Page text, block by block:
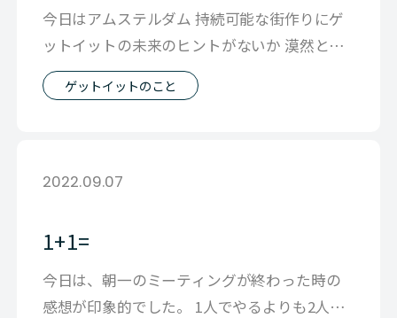
今日はアムステルダム 持続可能な街作りにゲ
ットイットの未来のヒントがないか 漠然とし
た問いの答えを探しにきました。 古い
ゲットイットのこと
2022.09.07
1+1=
今日は、朝一のミーティングが終わった時の
感想が印象的でした。 1人でやるよりも2人で